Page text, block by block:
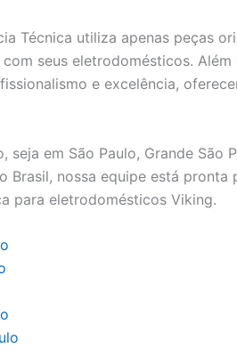
Técnica utiliza apenas peças
seus eletrodomésticos. Além
e excelência,
em São Paulo, Grande São
Brasil, nossa equipe está pronta
para eletrodomésticos Viking.